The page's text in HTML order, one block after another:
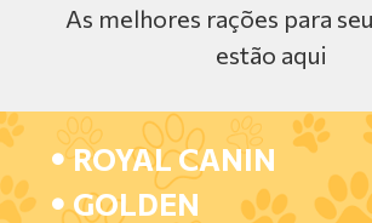
As melhores rações para
estão aqui
ROYAL CANIN
GOLDEN